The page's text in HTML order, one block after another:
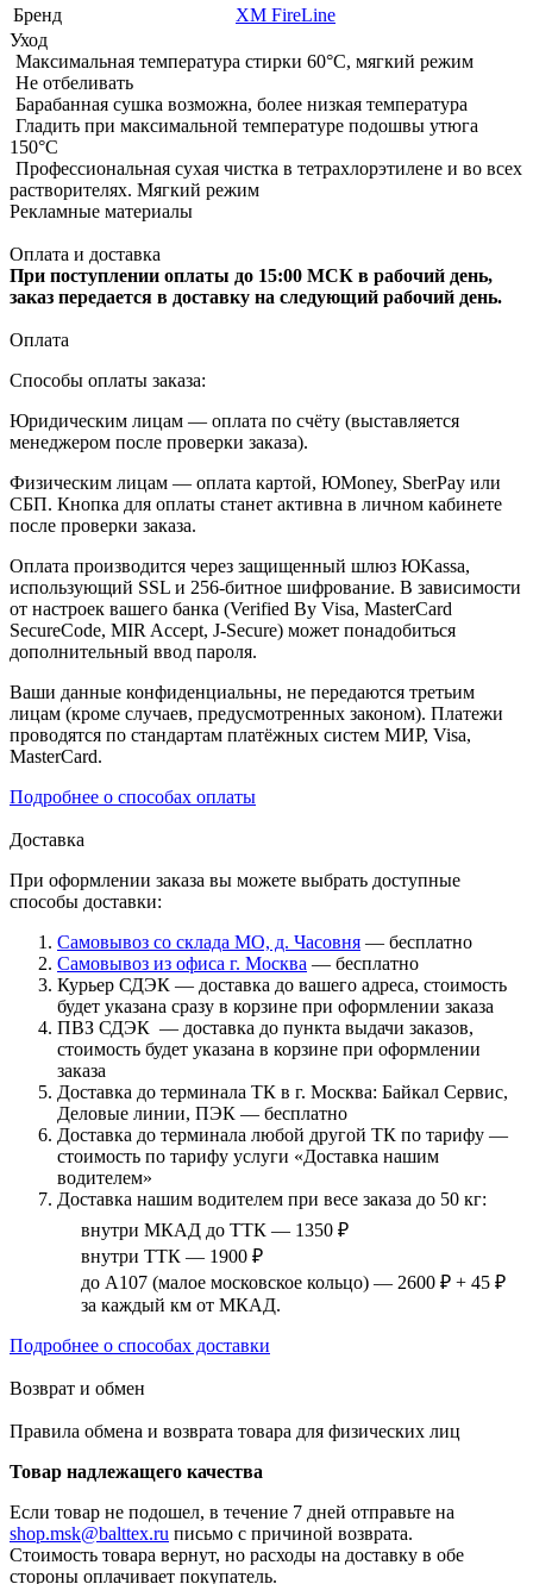
Бренд
XM FireLine
Уход
Максимальная температура стирки 60°C, мягкий режим
Не отбеливать
Барабанная сушка возможна, более низкая температура
Гладить при максимальной температуре подошвы утюга
150°С
Профессиональная сухая чистка в тетрахлорэтилене и во всех
растворителях. Мягкий режим
Рекламные материалы
Оплата и доставка
При поступлении оплаты до 15:00 МСК в рабочий день,
заказ передается в доставку на следующий рабочий день.
Оплата
Способы оплаты заказа:
Юридическим лицам — оплата по счёту (выставляется
менеджером после проверки заказа).
Физическим лицам — оплата картой, ЮMoney, SberPay или
СБП. Кнопка для оплаты станет активна в личном кабинете
после проверки заказа.
Оплата производится через защищенный шлюз ЮKassa,
использующий SSL и 256-битное шифрование. В зависимости
от настроек вашего банка (Verified By Visa, MasterCard
SecureCode, MIR Accept, J-Secure) может понадобиться
дополнительный ввод пароля.
Ваши данные конфиденциальны, не передаются третьим
лицам (кроме случаев, предусмотренных законом). Платежи
проводятся по стандартам платёжных систем МИР, Visa,
MasterCard.
Подробнее о способах оплаты
Доставка
При оформлении заказа вы можете выбрать доступные
способы доставки:
Самовывоз со склада МО, д. Часовня — бесплатно
Самовывоз из офиса г. Москва — бесплатно
Курьер СДЭК — доставка до вашего адреса, стоимость
будет указана сразу в корзине при оформлении заказа
ПВЗ СДЭК — доставка до пункта выдачи заказов,
стоимость будет указана в корзине при оформлении
заказа
Доставка до терминала ТК в г. Москва: Байкал Сервис,
Деловые линии, ПЭК — бесплатно
Доставка до терминала любой другой ТК по тарифу —
стоимость по тарифу услуги «Доставка нашим
водителем»
Доставка нашим водителем при весе заказа до 50 кг:
внутри МКАД до ТТК — 1350 ₽
внутри ТТК — 1900 ₽
до А107 (малое московское кольцо) — 2600 ₽ + 45 ₽
за каждый км от МКАД.
Подробнее о способах доставки
Возврат и обмен
Правила обмена и возврата товара для физических лиц
Товар надлежащего качества
Если товар не подошел, в течение 7 дней отправьте на
shop.msk@balttex.ru письмо с причиной возврата.
Стоимость товара вернут, но расходы на доставку в обе
стороны оплачивает покупатель.